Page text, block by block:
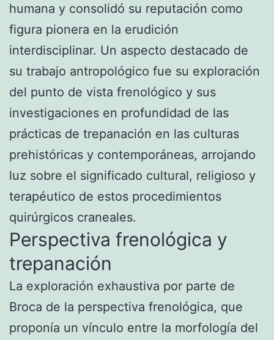
humana y consolidó su reputación como
figura pionera en la erudición
interdisciplinar. Un aspecto destacado de
su trabajo antropológico fue su exploración
del punto de vista frenológico y sus
investigaciones en profundidad de las
prácticas de trepanación en las culturas
prehistóricas y contemporáneas, arrojando
luz sobre el significado cultural, religioso y
terapéutico de estos procedimientos
quirúrgicos craneales.
Perspectiva frenológica y
trepanación
La exploración exhaustiva por parte de
Broca de la perspectiva frenológica, que
proponía un vínculo entre la morfología del